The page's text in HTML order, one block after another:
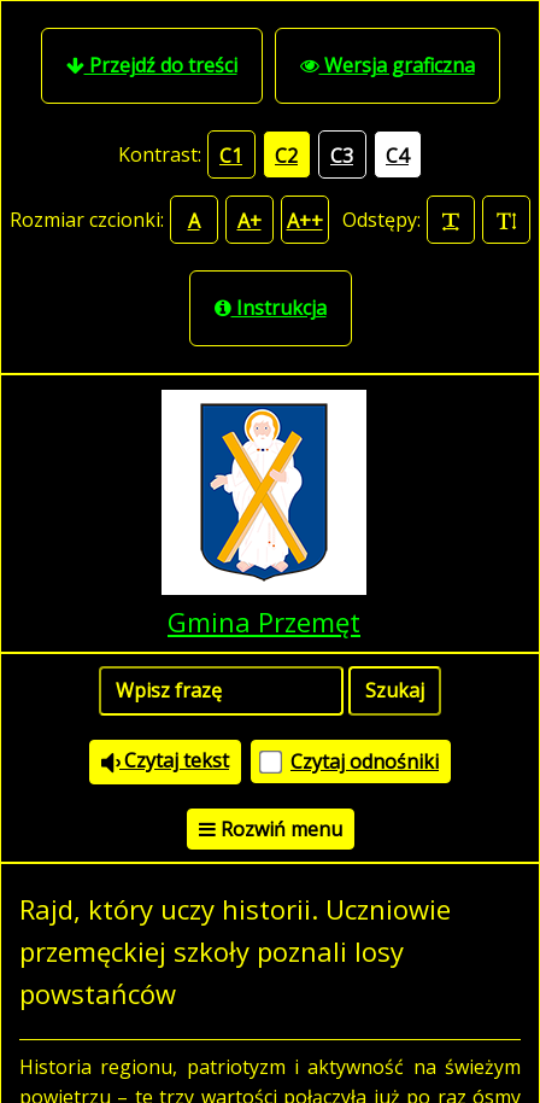
Przejdź do treści Wersja graficzna
Kontrast: C1 C2 C3 C4
Rozmiar czcionki: A A+ A++ Odstępy:
Instrukcja
Gmina Przemęt
Czytaj tekst Czytaj odnośniki
Rozwiń menu
Rajd, który uczy historii. Uczniowie
przemęckiej szkoły poznali losy
powstańców
Historia regionu, patriotyzm i aktywność na świeżym
powietrzu – te trzy wartości połączyła już po raz ósmy